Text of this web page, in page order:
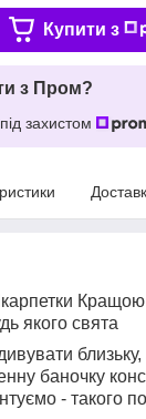
Купити з
з Пром?
захистом
якого свята
баночку
- такого